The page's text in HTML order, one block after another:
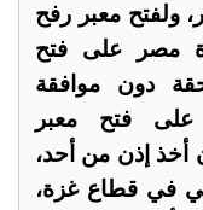
ولفتح معبر رفح
مصر على فتح
دون موافقة
فتح معبر
أخذ إذن من أحد،
في قطاع غزة،